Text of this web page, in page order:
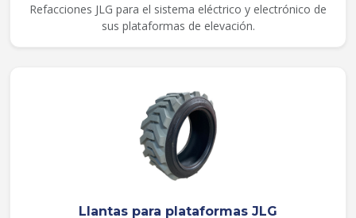
Refacciones JLG para el sistema eléctrico y electrónico de
sus plataformas de elevación.
Llantas para plataformas JLG